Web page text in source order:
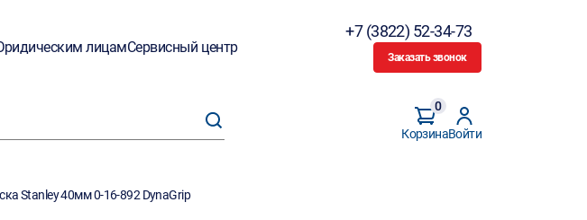
лицамСервисный центр
+7 (3822) 52-34-73
Заказать звонок
Корзина
0
Войти
Stanley 40мм 0-16-892 DynaGrip